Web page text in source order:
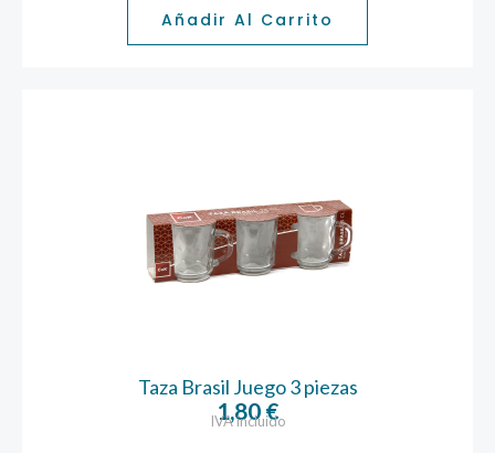
Añadir Al Carrito
Taza Brasil Juego 3 piezas
1,80 €
IVA incluido